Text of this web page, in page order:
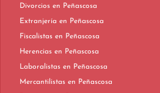
Divorcios en Peñascosa
Extranjería en Peñascosa
Fiscalistas en Peñascosa
Herencias en Peñascosa
Laboralistas en Peñascosa
Mercantilistas en Peñascosa